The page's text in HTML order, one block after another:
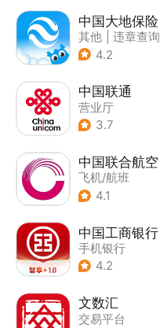
中国大地保险
其他
违章查询
4.2
中国联通
营业厅
3.7
中国联合航空
飞机/航班
4.1
中国工商银行
手机银行
4.2
文数汇
交易平台